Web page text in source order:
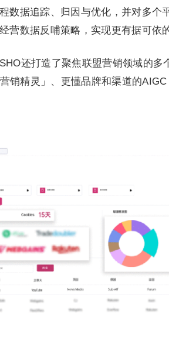
数据追踪、归因与优化，并对多个
营数据反哺策略，实现更有据可依
还打造了聚焦联盟营销领域的多
销精灵」、更懂品牌和渠道的